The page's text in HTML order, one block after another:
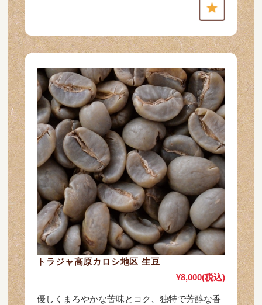
トラジャ高原カロシ地区 生豆
¥8,000(税込)
優しくまろやかな苦味とコク、独特で芳醇な香